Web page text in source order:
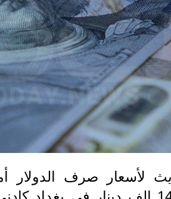
لأسعار صرف الدولار